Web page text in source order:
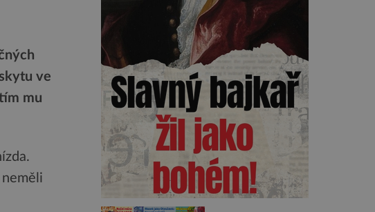
ve
mu